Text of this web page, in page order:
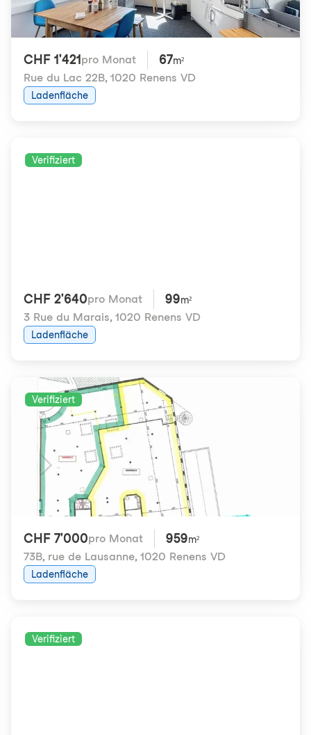
CHF 1'421 pro Monat 67m²
Rue du Lac 22B, 1020 Renens VD
Ladenfläche
Verifiziert
CHF 2'640pro Monat 99m²
3 Rue du Marais, 1020 Renens VD
Ladenfläche
Verifiziert
CHF 7'000pro Monat 959m²
73B, rue de Lausanne, 1020 Renens VD
Ladenfläche
Verifiziert